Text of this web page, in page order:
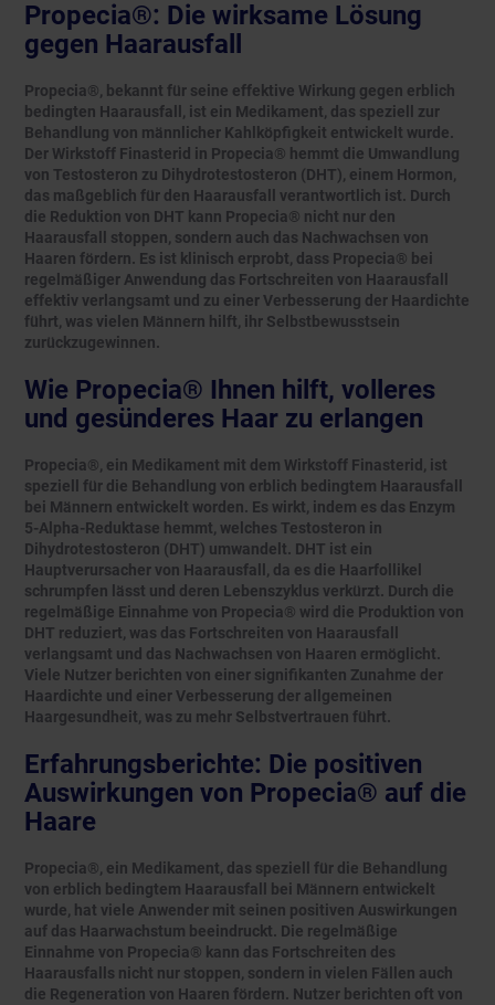
Propecia®: Die wirksame Lösung
gegen Haarausfall
Propecia®, bekannt für seine effektive Wirkung gegen erblich
bedingten Haarausfall, ist ein Medikament, das speziell zur
Behandlung von männlicher Kahlköpfigkeit entwickelt wurde.
Der Wirkstoff Finasterid in Propecia® hemmt die Umwandlung
von Testosteron zu Dihydrotestosteron (DHT), einem Hormon,
das maßgeblich für den Haarausfall verantwortlich ist. Durch
die Reduktion von DHT kann Propecia® nicht nur den
Haarausfall stoppen, sondern auch das Nachwachsen von
Haaren fördern. Es ist klinisch erprobt, dass Propecia® bei
regelmäßiger Anwendung das Fortschreiten von Haarausfall
effektiv verlangsamt und zu einer Verbesserung der Haardichte
führt, was vielen Männern hilft, ihr Selbstbewusstsein
zurückzugewinnen.
Wie Propecia® Ihnen hilft, volleres
und gesünderes Haar zu erlangen
Propecia®, ein Medikament mit dem Wirkstoff Finasterid, ist
speziell für die Behandlung von erblich bedingtem Haarausfall
bei Männern entwickelt worden. Es wirkt, indem es das Enzym
5-Alpha-Reduktase hemmt, welches Testosteron in
Dihydrotestosteron (DHT) umwandelt. DHT ist ein
Hauptverursacher von Haarausfall, da es die Haarfollikel
schrumpfen lässt und deren Lebenszyklus verkürzt. Durch die
regelmäßige Einnahme von Propecia® wird die Produktion von
DHT reduziert, was das Fortschreiten von Haarausfall
verlangsamt und das Nachwachsen von Haaren ermöglicht.
Viele Nutzer berichten von einer signifikanten Zunahme der
Haardichte und einer Verbesserung der allgemeinen
Haargesundheit, was zu mehr Selbstvertrauen führt.
Erfahrungsberichte: Die positiven
Auswirkungen von Propecia® auf die
Haare
Propecia®, ein Medikament, das speziell für die Behandlung
von erblich bedingtem Haarausfall bei Männern entwickelt
wurde, hat viele Anwender mit seinen positiven Auswirkungen
auf das Haarwachstum beeindruckt. Die regelmäßige
Einnahme von Propecia® kann das Fortschreiten des
Haarausfalls nicht nur stoppen, sondern in vielen Fällen auch
die Regeneration von Haaren fördern. Nutzer berichten oft von